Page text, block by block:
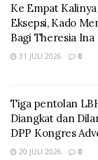
“Dalam
bisa
Ke Empat
Eksepsi, Kado
Bagi Theresia Ina
31 JULI 2026 0
Tiga pentolan
Diangkat dan
DPP Kongres
20 JULI 2026 0